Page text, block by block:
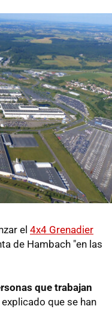
el 4x4 Grenadier
de Hambach "en las
que trabajan
que se han